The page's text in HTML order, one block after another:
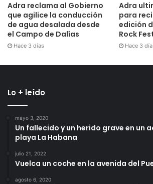
Adra reclama al Gobierno
que agilice la conducción
de agua desalada desde
el Campo de Dalías
Hace 3 días
Adra
para
edición
Rock
Hace 3
Lo + leído
mayo 3, 2020
Un fallecido y un herido grave en un
playa La Habana
julio 21, 2022
Vuelca un coche en la avenida del
agosto 6, 2020